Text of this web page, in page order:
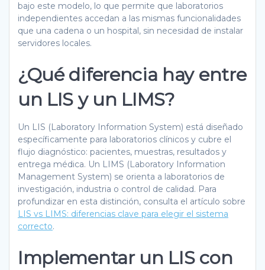
bajo este modelo, lo que permite que laboratorios
independientes accedan a las mismas funcionalidades
que una cadena o un hospital, sin necesidad de instalar
servidores locales.
¿Qué diferencia hay entre
un LIS y un LIMS?
Un LIS (Laboratory Information System) está diseñado
específicamente para laboratorios clínicos y cubre el
flujo diagnóstico: pacientes, muestras, resultados y
entrega médica. Un LIMS (Laboratory Information
Management System) se orienta a laboratorios de
investigación, industria o control de calidad. Para
profundizar en esta distinción, consulta el artículo sobre
LIS vs LIMS: diferencias clave para elegir el sistema
correcto.
Implementar un LIS con